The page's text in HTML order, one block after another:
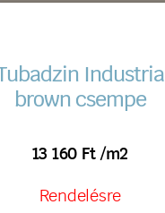
Industria
brown csempe
13 160 Ft /m2
Rendelésre